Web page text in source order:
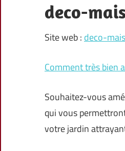
deco-
Site web : deco-
Comment très bien
Souhaitez-vous
qui vous
votre jardin